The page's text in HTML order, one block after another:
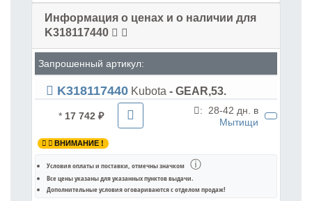
Информация о ценах и о наличии для
K318117440
Запрошенный артикул:
K318117440 Kubota - GEAR,53.
* 17 742 ₽ : 28-42 дн. в
Мытищи
ВНИМАНИЕ !
Условия оплаты и поставки, отмечны значком ⓘ
Все цены указаны дляуказанных пунктов выдачи.
Дополнительные условия оговариваются с отделом продаж!